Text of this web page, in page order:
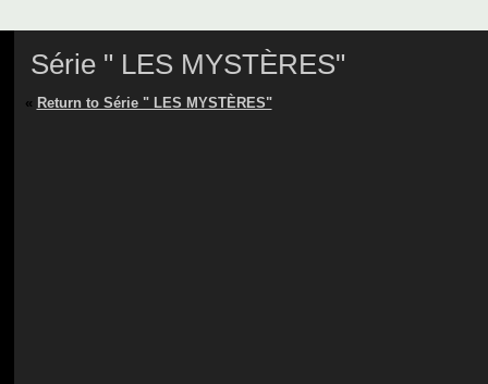
Série " LES MYSTÈRES"
« Return to Série " LES MYSTÈRES"